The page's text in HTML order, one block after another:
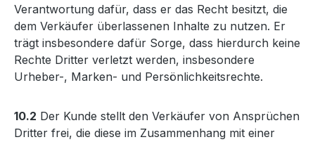
Verantwortung dafür, dass er das Recht besitzt, die
dem Verkäufer überlassenen Inhalte zu nutzen. Er
trägt insbesondere dafür Sorge, dass hierdurch keine
Rechte Dritter verletzt werden, insbesondere
Urheber-, Marken- und Persönlichkeitsrechte.
10.2 Der Kunde stellt den Verkäufer von Ansprüchen
Dritter frei, die diese im Zusammenhang mit einer